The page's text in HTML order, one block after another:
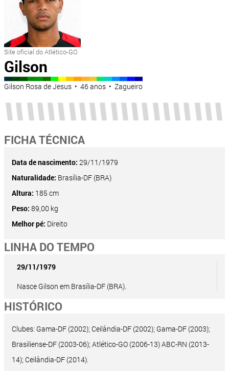
Site oficial do Atlético-GO
Gilson
Gilson Rosa de Jesus • 46 anos • Zagueiro
FICHA TÉCNICA
Data de nascimento: 29/11/1979
Naturalidade: Brasília-DF (BRA)
Altura: 185 cm
Peso: 89,00 kg
Melhor pé: Direito
LINHA DO TEMPO
29/11/1979
Nasce Gilson em Brasília-DF (BRA).
HISTÓRICO
Clubes: Gama-DF (2002); Ceilândia-DF (2002); Gama-DF (2003);
Brasiliense-DF (2003-06); Atlético-GO (2006-13) ABC-RN (2013-
14); Ceilândia-DF (2014).